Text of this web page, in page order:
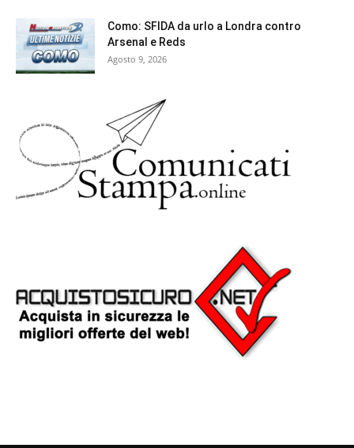
Como: SFIDA da urlo a Londra contro
Arsenal e Reds
Agosto 9, 2026